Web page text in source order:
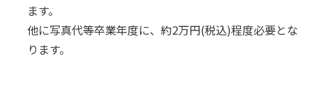
ます。
他に写真代等卒業年度に、約2万円(税込)程度必要とな
ります。